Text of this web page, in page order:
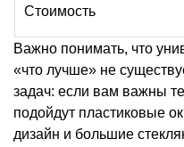
Стоимость
Важно понимать, что
«что лучше» не
задач: если вам важны
подойдут пластиковые
дизайн и большие